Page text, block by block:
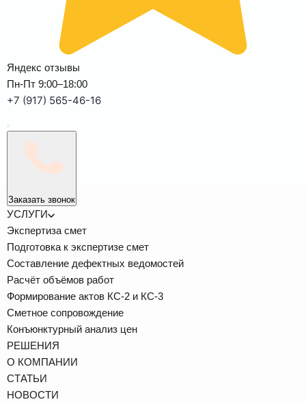
Яндекс отзывы
Пн-Пт 9:00–18:00
+7 (917) 565-46-16
Заказать звонок
УСЛУГИ
Экспертиза смет
Подготовка к экспертизе смет
Составление дефектных ведомостей
Расчёт объёмов работ
Формирование актов КС-2 и КС-3
Сметное сопровождение
Конъюнктурный анализ цен
РЕШЕНИЯ
О КОМПАНИИ
СТАТЬИ
НОВОСТИ